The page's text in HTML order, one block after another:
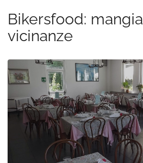
Bikersfood:
vicinanze